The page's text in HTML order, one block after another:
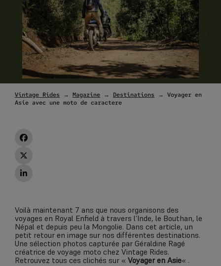
Vintage Rides → Magazine → Destinations → Voyager en
Asie avec une moto de caractere
Voilà maintenant 7 ans que nous organisons des
voyages en Royal Enfield à travers l’Inde, le Bouthan, le
Népal et depuis peu la Mongolie. Dans cet article, un
petit retour en image sur nos différentes destinations.
Une sélection photos capturée par Géraldine Ragé
créatrice de voyage moto chez Vintage Rides.
Retrouvez tous ces clichés sur « Voyager en Asie« .